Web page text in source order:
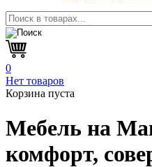
0
Нет товаров
Корзина пуста
Мебель на
комфорт,